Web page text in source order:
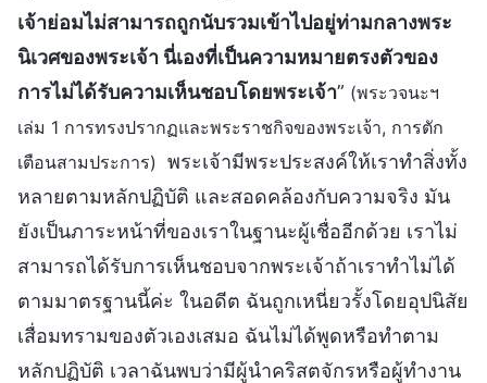
เจ้าย่อมไม่สามารถถูกนับรวมเข้าไปอยู่ท่ามกลางพระ
นิเวศของพระเจ้า นี่เองที่เป็นความหมายตรงตัวของ
การไม่ได้รับความเห็นชอบโดยพระเจ้า” (พระวจนะฯ
เล่ม 1 การทรงปรากฏและพระราชกิจของพระเจ้า, การตัก
เตือนสามประการ) พระเจ้ามีพระประสงค์ให้เราทำสิ่งทั้ง
หลายตามหลักปฏิบัติ และสอดคล้องกับความจริง มัน
ยังเป็นภาระหน้าที่ของเราในฐานะผู้เชื่ออีกด้วย เราไม่
สามารถได้รับการเห็นชอบจากพระเจ้าถ้าเราทำไม่ได้
ตามมาตรฐานนี้ค่ะ ในอดีต ฉันถูกเหนี่ยวรั้งโดยอุปนิสัย
เสื่อมทรามของตัวเองเสมอ ฉันไม่ได้พูดหรือทำตาม
หลักปฏิบัติ เวลาฉันพบว่ามีผู้นำคริสตจักรหรือผู้ทำงาน